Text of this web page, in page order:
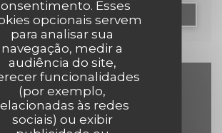
Esses
opcionais servem
para analisar sua
navegação, medir a
audiência do site,
funcionalidades
(por exemplo,
às redes
sociais) ou exibir
: bienvenue au Comptoir 44 !
44, c’est une cuisine saisonnière
est proposée avec une exigence
la qualité et la fraîcheur des
essentiellement de la Région.
cette raison que la carte du jour
LER O ARTIGO
e Contacto